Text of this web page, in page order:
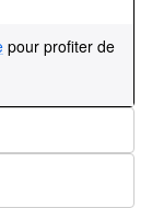
pour profiter de